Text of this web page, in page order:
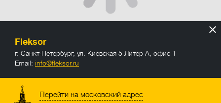
Fleksor
г. Санкт-Петербург, ул. Киевская 5 Литер А, офис 1
Email: info@fleksor.ru
Перейти на московский адрес
info@fleksor.ru